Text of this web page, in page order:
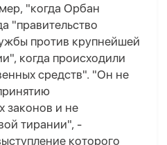
"когда Орбан
"правительство
против крупнейшей
когда происходили
средств". "Он не
законов и не
тирании", -
которого